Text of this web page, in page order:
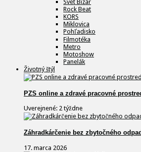
Svet Bizár
Rock Beat
KORS
Miklovica
Pohľadisko
Filmotéka
Metro
Motoshow
Panelák
Životný štýl
PZS online a zdravé pracovné
Uverejnené: 2 týždne
Záhradkárčenie bez zbytočného
17. marca 2026